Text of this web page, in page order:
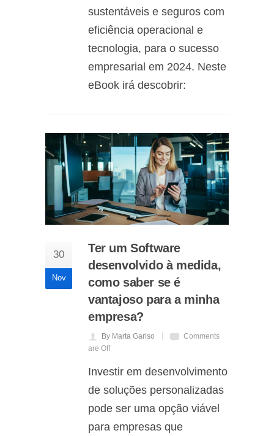
sustentáveis e seguros com
eficiência operacional e
tecnologia, para o sucesso
empresarial em 2024. Neste
eBook irá descobrir:
30
Nov
Ter um Software
desenvolvido à medida,
como saber se é
vantajoso para a minha
empresa?
By Marta Gariso
Comments
are Off
Investir em desenvolvimento
de soluções personalizadas
pode ser uma opção viável
para empresas que